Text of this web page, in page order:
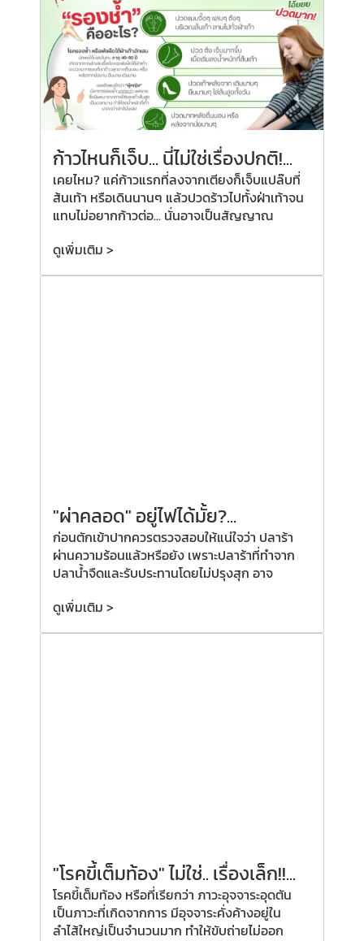
ก้าวไหนก็เจ็บ... นี่ไม่ใช่เรื่องปกติ!...
เคยไหม? แค่ก้าวแรกที่ลงจากเตียงก็เจ็บแปล๊บที่
ส้นเท้า หรือเดินนานๆ แล้วปวดร้าวไปทั้งฝ่าเท้าจน
แทบไม่อยากก้าวต่อ... นั่นอาจเป็นสัญญาณ
ดูเพิ่มเติม >
"ผ่าคลอด" อยู่ไฟได้มั้ย?...
ก่อนตักเข้าปากควรตรวจสอบให้แน่ใจว่า ปลาร้า
ผ่านความร้อนแล้วหรือยัง เพราะปลาร้าที่ทำจาก
ปลาน้ำจืดและรับประทานโดยไม่ปรุงสุก อาจ
ดูเพิ่มเติม >
"โรคขี้เต็มท้อง" ไม่ใช่.. เรื่องเล็ก!!...
โรคขี้เต็มท้อง หรือที่เรียกว่า ภาวะอุจจาระอุดตัน
เป็นภาวะที่เกิดจากการ มีอุจจาระคั่งค้างอยู่ใน
ลำไส้ใหญ่เป็นจำนวนมาก ทำให้ขับถ่ายไม่ออก